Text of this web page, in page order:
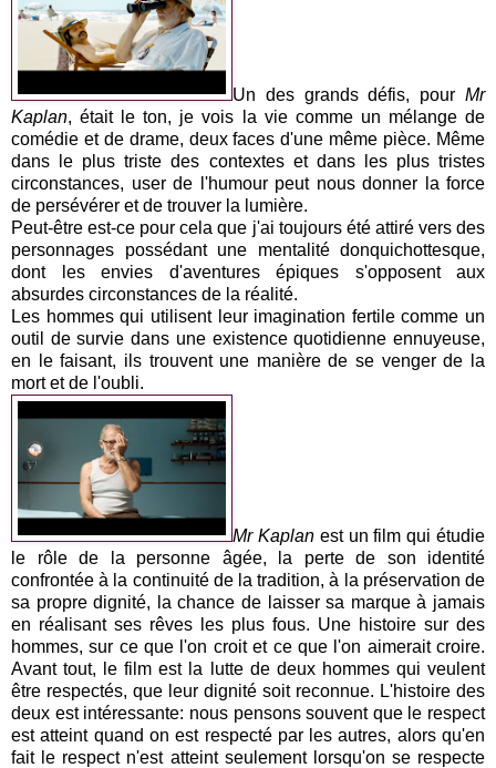
Un des grands défis, pour Mr
Kaplan, était le ton, je vois la vie comme un mélange de
comédie et de drame, deux faces d'une même pièce. Même
dans le plus triste des contextes et dans les plus tristes
circonstances, user de l'humour peut nous donner la force
de persévérer et de trouver la lumière.
Peut-être est-ce pour cela que j'ai toujours été attiré vers des
personnages possédant une mentalité donquichottesque,
dont les envies d'aventures épiques s'opposent aux
absurdes circonstances de la réalité.
Les hommes qui utilisent leur imagination fertile comme un
outil de survie dans une existence quotidienne ennuyeuse,
en le faisant, ils trouvent une manière de se venger de la
mort et de l'oubli.
Mr Kaplanest un film qui étudie
le rôle de la personne âgée, la perte de son identité
confrontée à la continuité de la tradition, à la préservation de
sa propre dignité, la chance de laisser sa marque à jamais
en réalisant ses rêves les plus fous. Une histoire sur des
hommes, sur ce que l'on croit et ce que l'on aimerait croire.
Avant tout, le film est la lutte de deux hommes qui veulent
être respectés, que leur dignité soit reconnue. L'histoire des
deux est intéressante: nous pensons souvent que le respect
est atteint quand on est respecté par les autres, alors qu'en
fait le respect n'est atteint seulement lorsqu'on se respecte